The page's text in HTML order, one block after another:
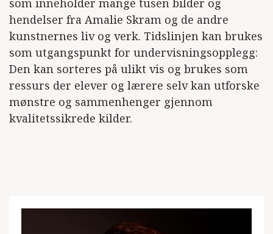
som inneholder mange tusen bilder og
hendelser fra Amalie Skram og de andre
kunstnernes liv og verk. Tidslinjen kan brukes
som utgangspunkt for undervisningsopplegg:
Den kan sorteres på ulikt vis og brukes som
ressurs der elever og lærere selv kan utforske
mønstre og sammenhenger gjennom
kvalitetssikrede kilder.